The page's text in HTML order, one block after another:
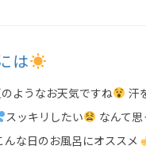
は
ようなお天気ですね
汗
スッキリしたい
なんて
んな日のお風呂にオススメ